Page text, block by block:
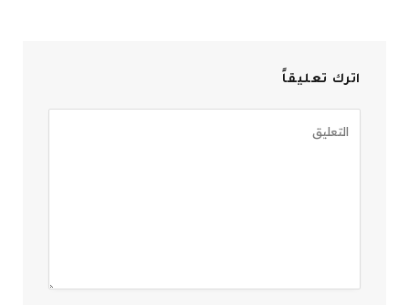
اترك تعليقاً